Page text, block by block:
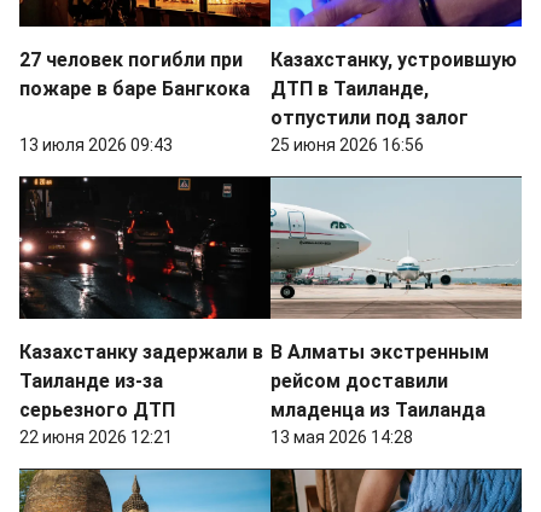
27 человек погибли при
пожаре в баре Бангкока
13 июля 2026 09:43
Казахстанку, устроившую
ДТП в Таиланде,
отпустили под залог
25 июня 2026 16:56
Казахстанку задержали в
Таиланде из-за
серьезного ДТП
22 июня 2026 12:21
В Алматы экстренным
рейсом доставили
младенца из Таиланда
13 мая 2026 14:28